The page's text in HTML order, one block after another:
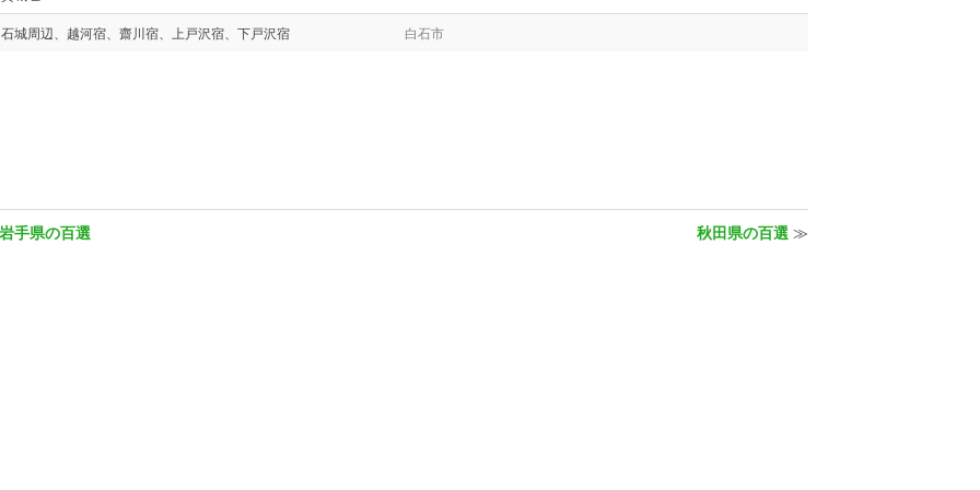
城周辺、越河宿、齋川宿、上戸沢宿、下戸沢宿 白石市
手県の百選 秋田県の百選≫